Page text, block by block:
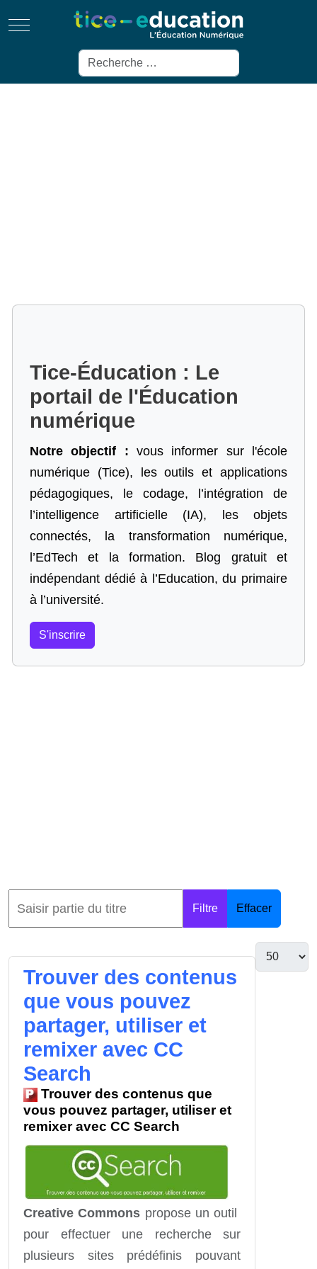
Mobile Menu Toggle
Rechercher
Tice-Éducation : Le
portail de l'Éducation
numérique
Notre objectif : vous informer sur l'école
numérique (Tice), les outils et applications
pédagogiques, le codage,
l’intégration de
l’intelligence artificielle (IA), les objets
connectés, la transformation numérique,
l’EdTech et la formation. Blog gratuit et
indépendant dédié à l’Education, du primaire
à l’université.
S'inscrire
Filtre Effacer
Trouver des contenus
que vous pouvez
partager, utiliser et
remixer avec CC
Search
Trouver des contenus que
vous pouvez partager, utiliser et
remixer avec CC Search
Creative Commons propose un outil
pour effectuer une recherche sur
plusieurs sites prédéfinis pouvant